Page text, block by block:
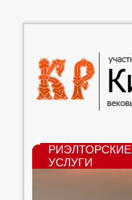
РИЭЛТОРСКИЕ
УСЛУГИ